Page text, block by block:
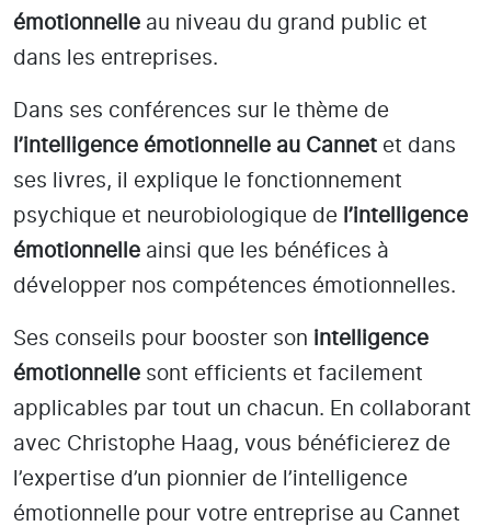
émotionnelle au niveau du grand public et
dans les entreprises.
Dans ses conférences sur le thème de
l’intelligence émotionnelle au Cannet et dans
ses livres, il explique le fonctionnement
psychique et neurobiologique de l’intelligence
émotionnelle ainsi que les bénéfices à
développer nos compétences émotionnelles.
Ses conseils pour booster son intelligence
émotionnelle sont efficients et facilement
applicables par tout un chacun. En collaborant
avec Christophe Haag, vous bénéficierez de
l’expertise d’un pionnier de l’intelligence
émotionnelle pour votre entreprise au Cannet